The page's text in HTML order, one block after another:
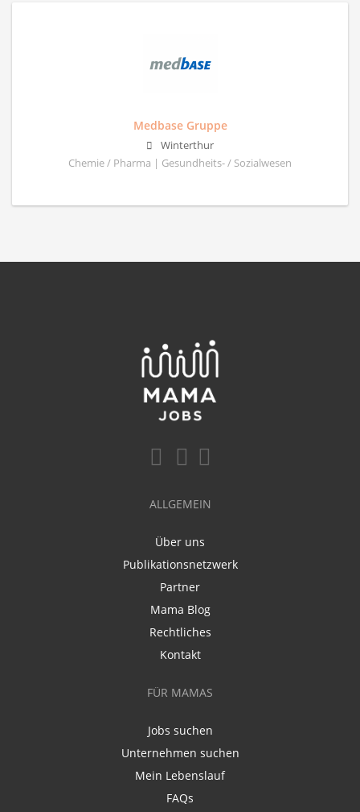
Medbase Gruppe
Winterthur
Chemie / Pharma | Gesundheits- / Sozialwesen
ALLGEMEIN
Über uns
Publikationsnetzwerk
Partner
Mama Blog
Rechtliches
Kontakt
FÜR MAMAS
Jobs suchen
Unternehmen suchen
Mein Lebenslauf
FAQs